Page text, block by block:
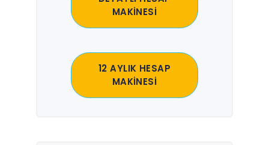
MAKİNESİ
12 AYLIK HESAP
MAKİNESİ